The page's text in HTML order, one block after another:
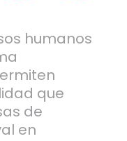
humanos
que
de
en